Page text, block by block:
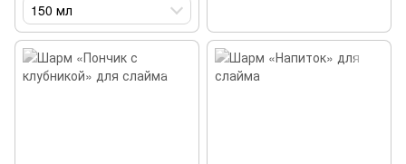
150 мл